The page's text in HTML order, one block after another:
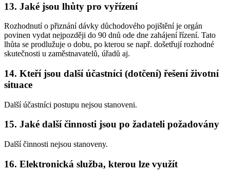
13. Jaké jsou lhůty pro vyřízení
Rozhodnutí o přiznání dávky důchodového pojištění je orgán
povinen vydat nejpozději do 90 dnů ode dne zahájení řízení. Tato
lhůta se prodlužuje o dobu, po kterou se např. došetřují rozhodné
skutečnosti u zaměstnavatelů, úřadů aj.
14. Kteří jsou další účastníci (dotčení) řešení životní
situace
Další účastníci postupu nejsou stanoveni.
15. Jaké další činnosti jsou po žadateli požadovány
Další činnosti nejsou stanoveny.
16. Elektronická služba, kterou lze využít